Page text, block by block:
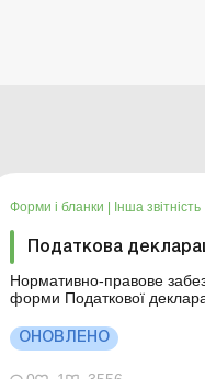
Форми і бланки Інша звітність
Податкова
Нормативно-правове забезпечення: Наказ Мінфіну від 17.08.2015
форми Податкової декларації екологічного
ОНОВЛЕНО